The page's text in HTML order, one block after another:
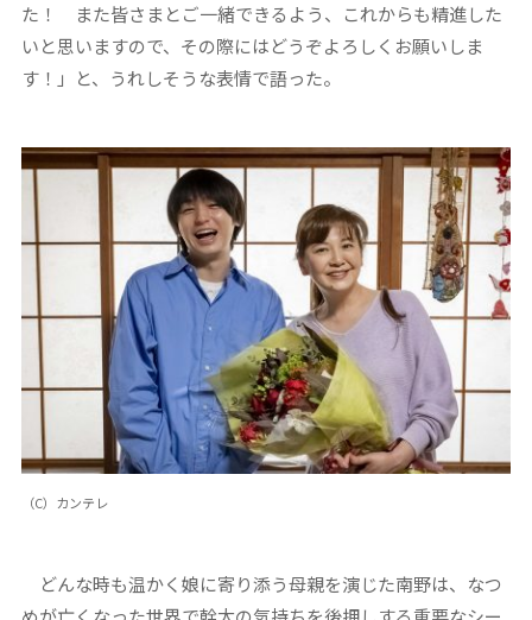
た！ また皆さまとご一緒できるよう、これからも精進した
いと思いますので、その際にはどうぞよろしくお願いしま
す！」と、うれしそうな表情で語った。
（C）カンテレ
どんな時も温かく娘に寄り添う母親を演じた南野は、なつ